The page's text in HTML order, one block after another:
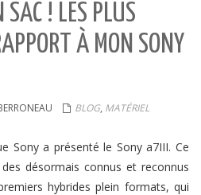
SAC ! LES PLUS
À MON SONY
BLOG, MATÉRIEL
Sony a présenté le Sony a7III. Ce
désormais connus et reconnus
hybrides plein formats, qui